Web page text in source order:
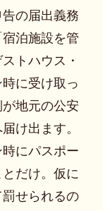
の届出義務
泊施設を管
トハウス・
に受け取っ
地元の公安
け出ます。
にパスポー
だけ。仮に
せられるの